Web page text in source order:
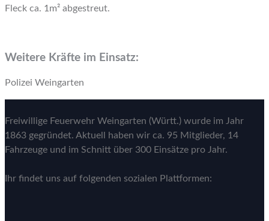
Fleck ca. 1m² abgestreut.
Weitere Kräfte im Einsatz:
Polizei Weingarten
Freiwillige Feuerwehr Weingarten (Württ.) wurde im Jahr
1863 gegründet. Aktuell haben wir ca. 95 Mitglieder, 14
Fahrzeuge und im Schnitt über 300 Einsätze pro Jahr.
Ihr findet uns auf folgenden sozialen Plattformen: